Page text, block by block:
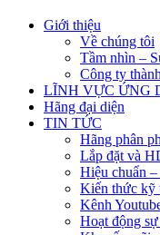
Giới thiệu
Về chúng tôi
Tầm nhìn –
Công ty
LĨNH VỰC ỨNG
Hãng đại diện
TIN TỨC
Hãng phân
Lắp đặt và
Hiệu chuẩn
Kiến thức kỹ
Kênh
Hoạt động